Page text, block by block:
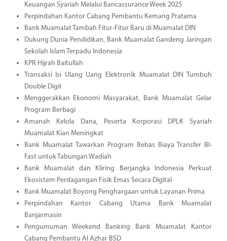
Keuangan Syariah Melalui Bancassurance Week 2025
Perpindahan Kantor Cabang Pembantu Kemang Pratama
Bank Muamalat Tambah Fitur-Fitur Baru di Muamalat DIN
Dukung Dunia Pendidikan, Bank Muamalat Gandeng Jaringan
Sekolah Islam Terpadu Indonesia
KPR Hijrah Baitullah
Transaksi Isi Ulang Uang Elektronik Muamalat DIN Tumbuh
Double Digit
Menggerakkan Ekonomi Masyarakat, Bank Muamalat Gelar
Program Berbagi
Amanah Kelola Dana, Peserta Korporasi DPLK Syariah
Muamalat Kian Meningkat
Bank Muamalat Tawarkan Program Bebas Biaya Transfer BI-
Fast untuk Tabungan Wadiah
Bank Muamalat dan Kliring Berjangka Indonesia Perkuat
Ekosistem Perdagangan Fisik Emas Secara Digital
Bank Muamalat Boyong Penghargaan untuk Layanan Prima
Perpindahan Kantor Cabang Utama Bank Muamalat
Banjarmasin
Pengumuman Weekend Banking Bank Muamalat Kantor
Cabang Pembantu Al Azhar BSD